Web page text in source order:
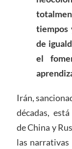
tiempos
de
el
Irán,
décadas,
de China y
las narrativas